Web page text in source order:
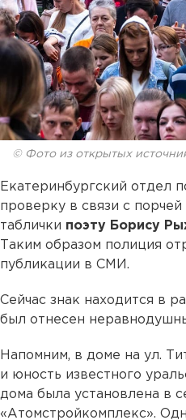
© Фото из открытых
Екатеринбургский отдел
проверку в связи с
таблички поэту Борису
Таким образом полиция
публикации в СМИ.
Сейчас знак находится в
был отнесен
Напомним, в доме на ул.
и юность известного
дома была установлена в
«Атомстройкомплекс».